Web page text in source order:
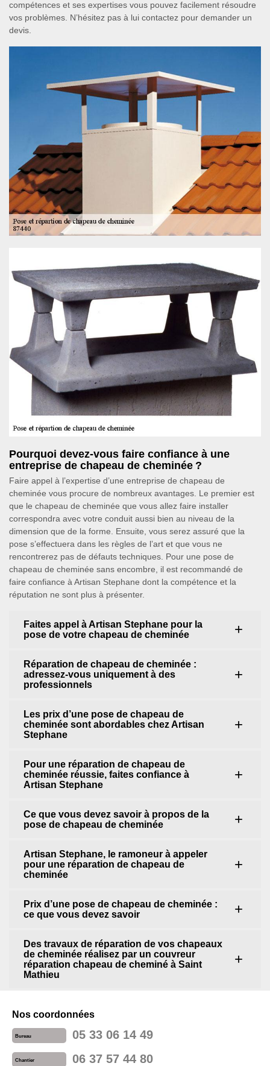
compétences et ses expertises vous pouvez facilement résoudre
vos problèmes. N’hésitez pas à lui contactez pour demander un
devis.
Pourquoi devez-vous faire confiance à une
entreprise de chapeau de cheminée ?
Faire appel à l’expertise d’une entreprise de chapeau de
cheminée vous procure de nombreux avantages. Le premier est
que le chapeau de cheminée que vous allez faire installer
correspondra avec votre conduit aussi bien au niveau de la
dimension que de la forme. Ensuite, vous serez assuré que la
pose s’effectuera dans les règles de l’art et que vous ne
rencontrerez pas de défauts techniques. Pour une pose de
chapeau de cheminée sans encombre, il est recommandé de
faire confiance à Artisan Stephane dont la compétence et la
réputation ne sont plus à présenter.
Faites appel à Artisan Stephane pour la
pose de votre chapeau de cheminée
Réparation de chapeau de cheminée :
adressez-vous uniquement à des
professionnels
Les prix d’une pose de chapeau de
cheminée sont abordables chez Artisan
Stephane
Pour une réparation de chapeau de
cheminée réussie, faites confiance à
Artisan Stephane
Ce que vous devez savoir à propos de la
pose de chapeau de cheminée
Artisan Stephane, le ramoneur à appeler
pour une réparation de chapeau de
cheminée
Prix d’une pose de chapeau de cheminée :
ce que vous devez savoir
Des travaux de réparation de vos chapeaux
de cheminée réalisez par un couvreur
réparation chapeau de cheminé à Saint
Mathieu
Nos coordonnées
Bureau 05 33 06 14 49
Chantier 06 37 57 44 80